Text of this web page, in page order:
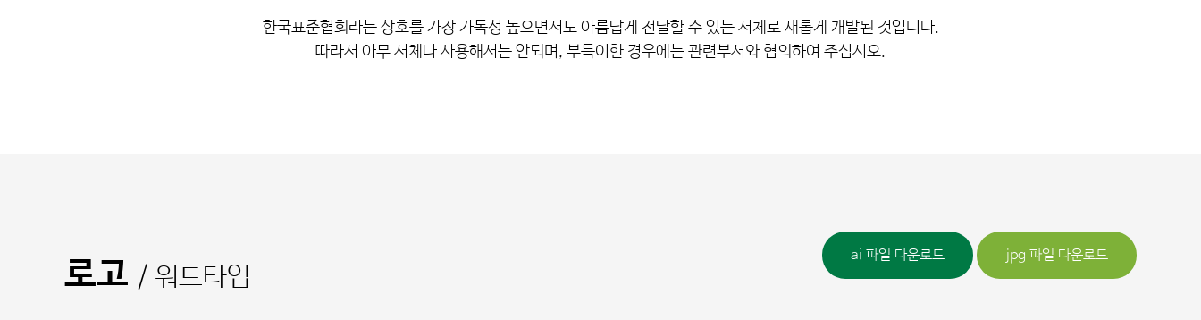
한국표준협회라는 상호를 가장 가독성 높으면서도 아름답게 전달할 수 있는 서체로 새롭게 개발된 것입니다.
따라서 아무 서체나 사용해서는 안되며, 부득이한 경우에는 관련부서와 협의하여 주십시오.
로고 / 워드타입
ai 파일 다운로드 jpg 파일 다운로드